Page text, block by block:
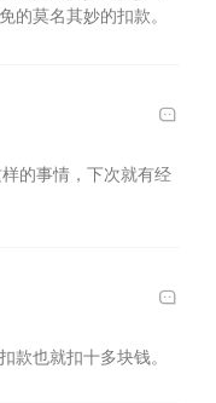
的莫名其妙的扣款。
的事情，下次就有经
款也就扣十多块钱。